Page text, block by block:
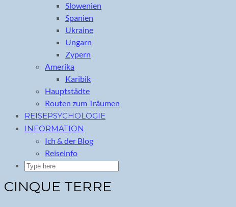
Slowenien
Spanien
Ukraine
Ungarn
Zypern
Amerika
Karibik
Hauptstädte
Routen zum Träumen
REISEPSYCHOLOGIE
INFORMATION
Ich & der Blog
Reiseinfo
CINQUE TERRE